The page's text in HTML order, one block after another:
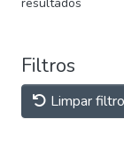
Filtros
Limpar